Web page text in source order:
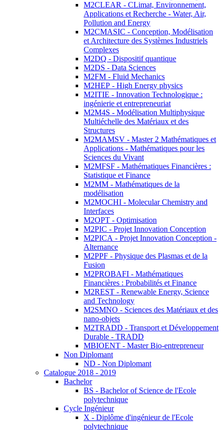
M2CLEAR - CLimat, Environnement,
Applications et Recherche - Water, Air,
Pollution and Energy
M2CMASIC - Conception, Modélisation
et Architecture des Systèmes Industriels
Complexes
M2DQ - Dispositif quantique
M2DS - Data Sciences
M2FM - Fluid Mechanics
M2HEP - High Energy physics
M2ITIE - Innovation Technologique :
ingénierie et entrepreneuriat
M2M4S - Modélisation Multiphysique
Multiéchelle des Matériaux et des
Structures
M2MAMSV - Master 2 Mathématiques et
Applications - Mathématiques pour les
Sciences du Vivant
M2MFSF - Mathématiques Financières :
Statistique et Finance
M2MM - Mathématiques de la
modélisation
M2MOCHI - Molecular Chemistry and
Interfaces
M2OPT - Optimisation
M2PIC - Projet Innovation Conception
M2PICA - Projet Innovation Conception -
Alternance
M2PPF - Physique des Plasmas et de la
Fusion
M2PROBAFI - Mathématiques
Financières : Probabilités et Finance
M2REST - Renewable Energy, Science
and Technology
M2SMNO - Sciences des Matériaux et des
nano-objets
M2TRADD - Transport et Développement
Durable - TRADD
MBIOENT - Master Bio-entrepreneur
Non Diplomant
ND - Non Diplomant
Catalogue 2018 - 2019
Bachelor
BS - Bachelor of Science de l'Ecole
polytechnique
Cycle Ingénieur
X - Diplôme d'ingénieur de l'Ecole
polytechnique